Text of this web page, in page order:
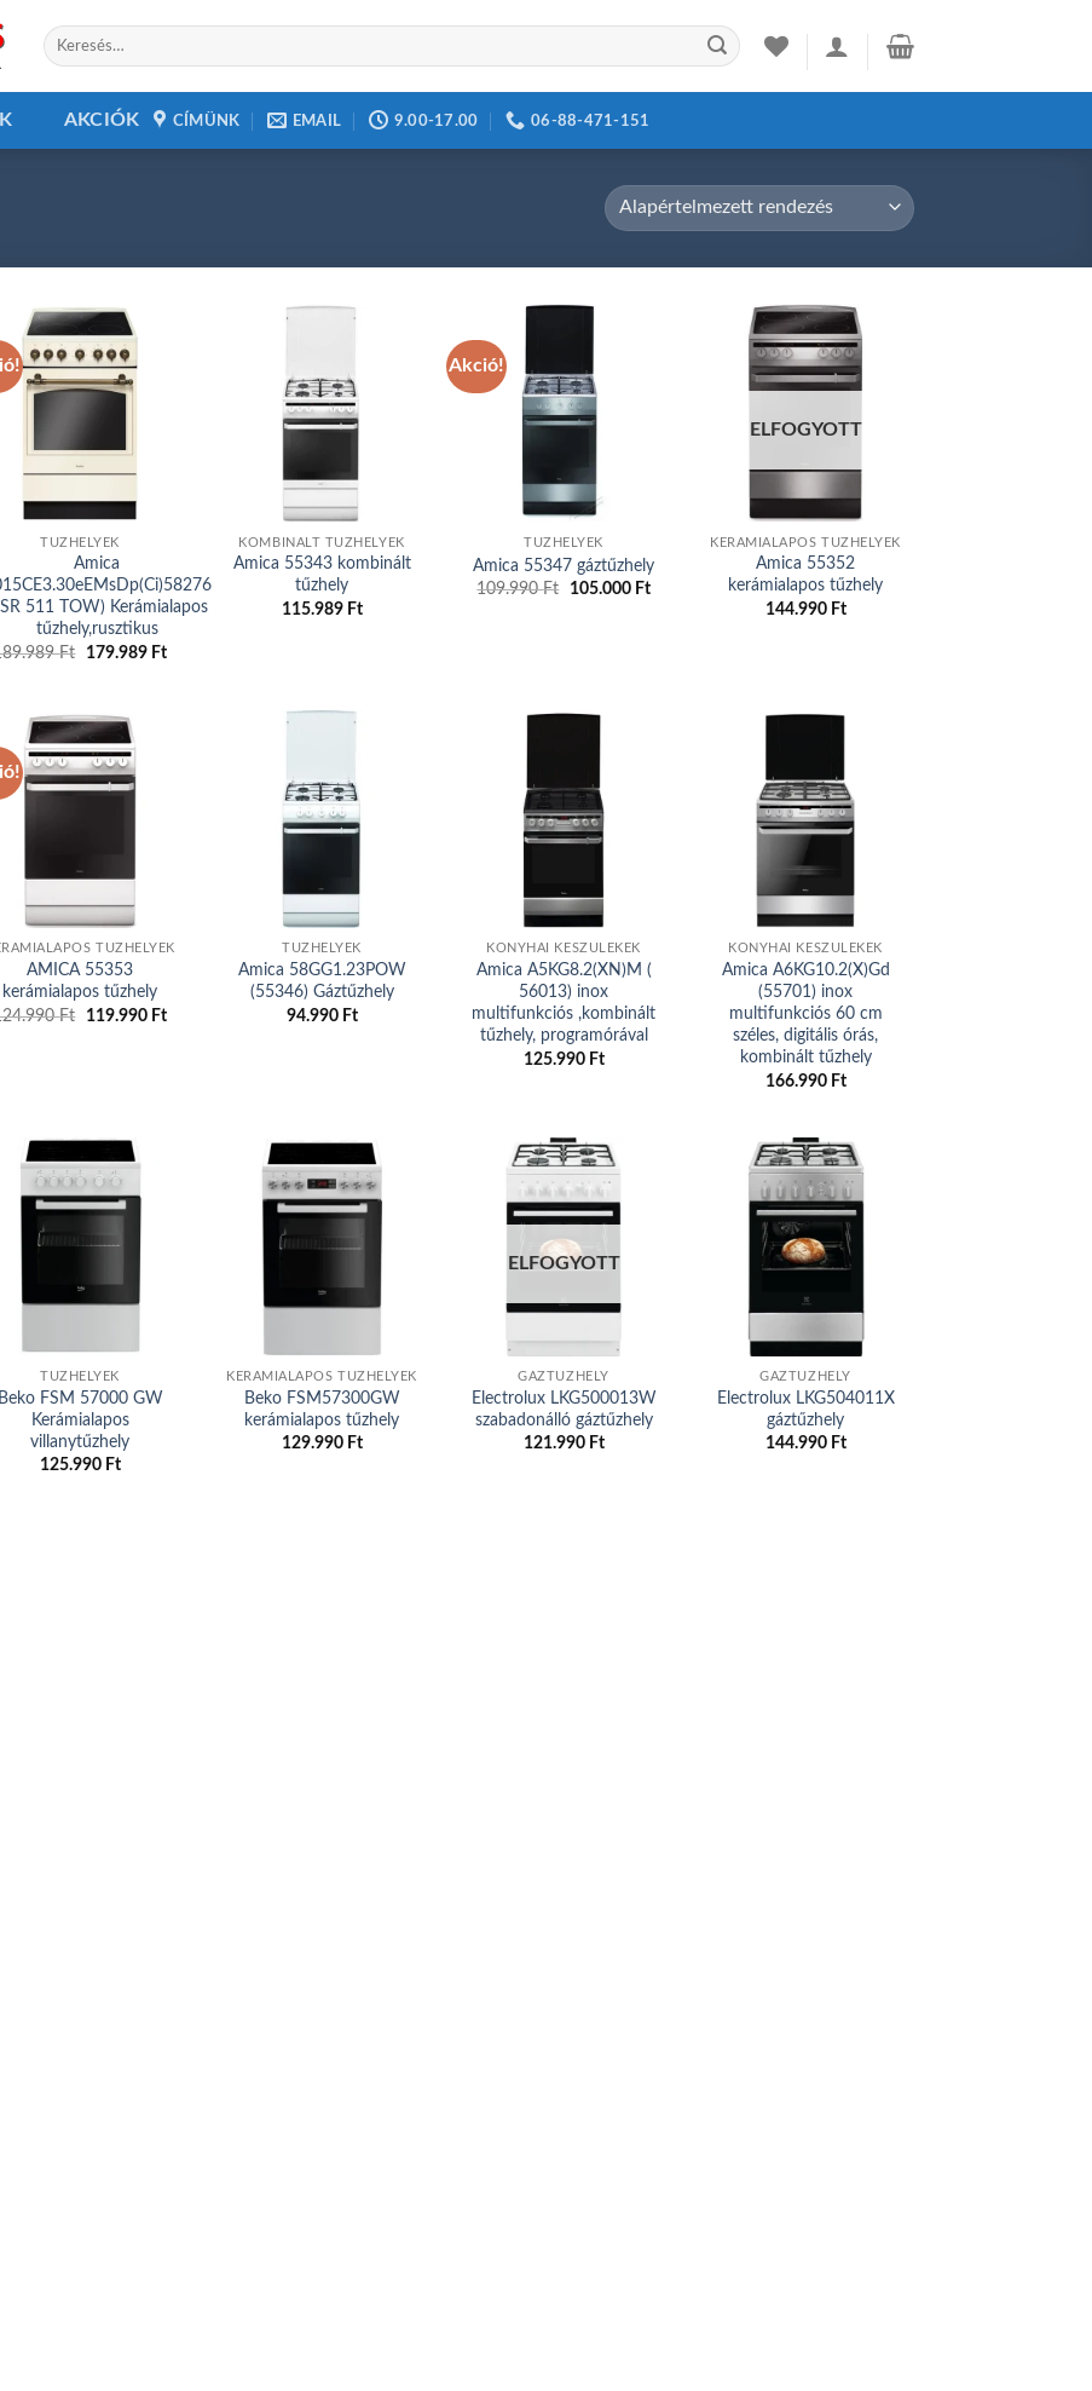
Keresés
a
AKCIÓK CÍMÜNK EMAIL 9.00-17.00 06-88-471-151
TŰZHELYEK
Amica
511 TOW) Kerámialapos
tűzhely,rusztikus
Ft
Original
179.989 FtCurrent
KOMBINÁLT TŰZHELYEK
Amica 55343 kombinált
tűzhely
115.989 Ft
Akció!
TŰZHELYEK
Amica 55347 gáztűzhely
109.990Ft
Original
105.000 FtCurrent
Add to
wishlist
ELFOGYOTT
KERÁMIALAPOS TŰZHELYEK
Amica 55352
kerámialapos tűzhely
144.990 Ft
TŰZHELYEK
AMICA 55353
kerámialapos tűzhely
Ft
Original
119.990 FtCurrent
TŰZHELYEK
Amica 58GG1.23POW
(55346) Gáztűzhely
94.990 Ft
KONYHAI KÉSZÜLÉKEK
Amica A5KG8.2(XN)M (
56013) inox
multifunkciós ,kombinált
tűzhely, programórával
125.990 Ft
Add to
KONYHAI KÉSZÜLÉKEK
Amica A6KG10.2(X)Gd
(55701) inox
multifunkciós 60 cm
széles, digitális órás,
kombinált tűzhely
166.990 Ft
TŰZHELYEK
Beko FSM 57000 GW
Kerámialapos
villanytűzhely
125.990 Ft
KERÁMIALAPOS TŰZHELYEK
Beko FSM57300GW
kerámialapos tűzhely
129.990 Ft
Add to
wishlist
ELFOGYOTT
GÁZTŰZHELY
Electrolux LKG500013W
szabadonálló gáztűzhely
121.990 Ft
Add to
wishlist
GÁZTŰZHELY
Electrolux LKG504011X
gáztűzhely
144.990 Ft